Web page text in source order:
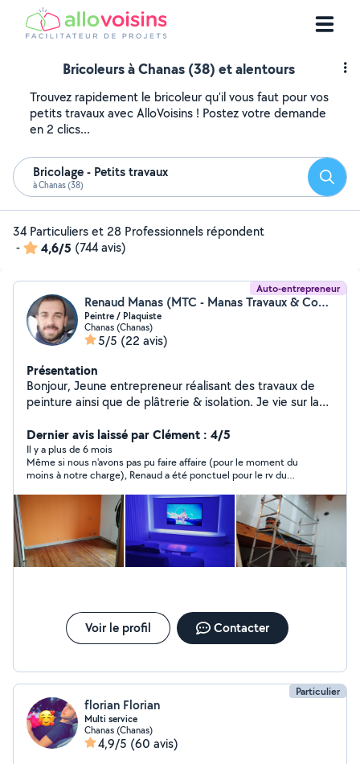
Bricoleurs à Chanas (38) et alentours
Trouvez rapidement le bricoleur qu'il vous faut pour vos
petits travaux avec AlloVoisins ! Postez votre demande
en 2 clics...
Bricolage - Petits travaux
à Chanas (38)
34 Particuliers et 28 Professionnels répondent
-
4,6/5 (744 avis)
Auto-entrepreneur
Renaud Manas (MTC - Manas Travaux & Conseils)
Peintre / Plaquiste
Chanas (Chanas)
5/5 (22 avis)
Présentation
Bonjour, Jeune entrepreneur réalisant des travaux de
peinture ainsi que de plâtrerie & isolation. Je vie sur la
n'hésitez pas à réaliser votre demande. Bonne journée !
MANAS Renaud
Dernier avis laissé par Clément : 4/5
Il y a plus de 6 mois
Même si nous n'avons pas pu faire affaire (pour le moment du
moins à notre charge), Renaud a été ponctuel pour le rv du
Son devis était tout à fait conforme à ce que nous pensions au
départ. On lui dit à bientôt pour la suite.
Voir le profil Contacter
Particulier
florian Florian
Multi service
Chanas (Chanas)
4,9/5 (60 avis)